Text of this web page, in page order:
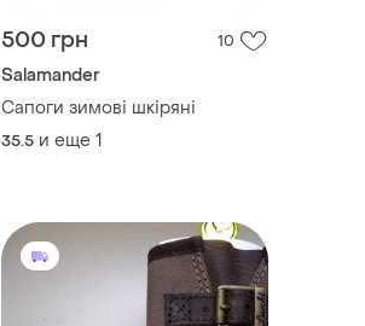
500 грн 10
Salamander
Сапоги зимові шкіряні
35.5 и еще 1